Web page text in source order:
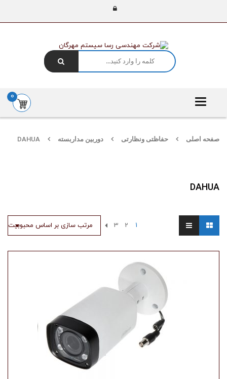
Toggle
0
صفحه اصلی حفاظتی ونظارتی دوربین مداربسته DAHUA
DAHUA
مرتب سازی بر اساس محبوبیت 1
2
3